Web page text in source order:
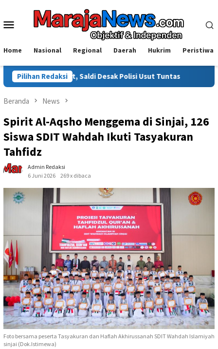
konten
Menu
Home Nasional Regional Daerah Hukrim Peristiwa
Pilihan Redaksi
Desak Polisi Usut Tuntas Warga Sinjai Tewas
Beranda News
Spirit Al-Aqsho Menggema di Sinjai, 126
Siswa SDIT Wahdah Ikuti Tasyakuran
Tahfidz
Admin Redaksi
6 Juni 2026
269 x dibaca
Foto bersama peserta Tasyakuran dan Haflah Akhirussanah SDIT Wahdah Islamiyah
sinjai (Dok.Istimewa)